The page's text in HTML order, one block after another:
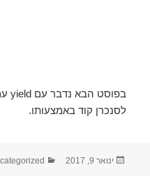
לסנכרן קוד באמצעותו.
פורסם
ינואר 9, 2017 קטגוריות